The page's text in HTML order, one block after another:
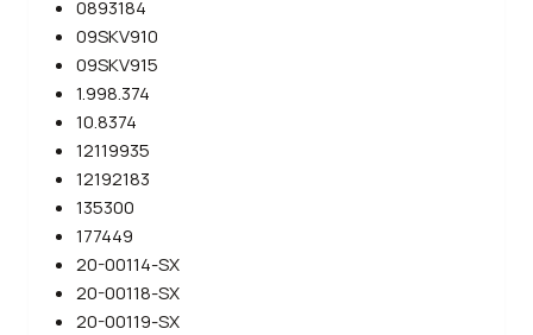
0893184
09SKV910
09SKV915
1.998.374
10.8374
12119935
12192183
135300
177449
20-00114-SX
20-00118-SX
20-00119-SX